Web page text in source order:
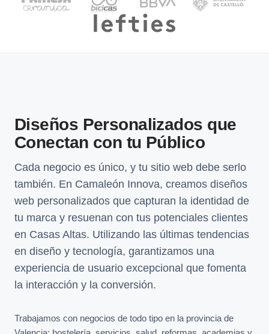
Diseños Personalizados que
Conectan con tu Público
Cada negocio es único, y tu sitio web debe serlo
también. En Camaleón Innova, creamos diseños
web personalizados que capturan la identidad de
tu marca y resuenan con tus potenciales clientes
en Casas Altas. Utilizando las últimas tendencias
en diseño y tecnología, garantizamos una
experiencia de usuario excepcional que fomenta
la interacción y la conversión.
Trabajamos con negocios de todo tipo en la provincia de